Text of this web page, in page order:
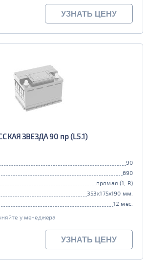
УЗНАТЬ ЦЕНУ
ЗВЕЗДА 90 пр (L5.1)
90
690
прямая (1, R)
353x175x190 мм.
12 мес.
у менеджера
УЗНАТЬ ЦЕНУ